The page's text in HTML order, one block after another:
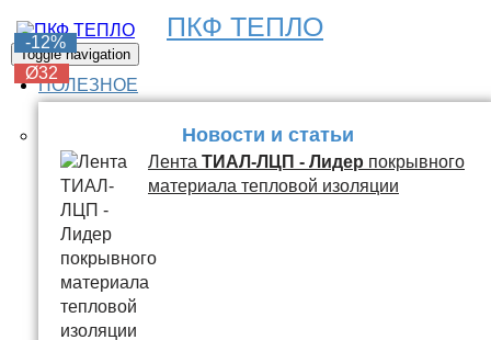
ПКФ ТЕПЛО
Toggle navigation
ПОЛЕЗНОЕ
Новости и статьи
Лента ТИАЛ-ЛЦП - Лидер покрывного
материала тепловой изоляции
-6%
Ø32
-6%
Ø32
-6%
Ø32
-6%
Ø32
-12%
Ø32